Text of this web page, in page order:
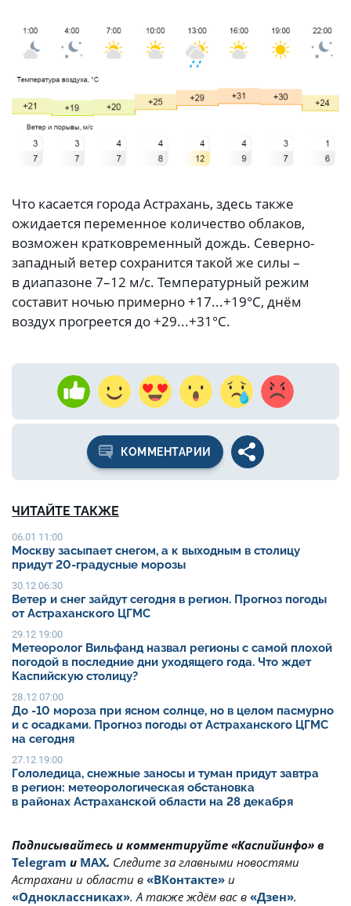
Что касается города Астрахань, здесь также
ожидается переменное количество облаков,
возможен кратковременный дождь. Северно-
западный ветер сохранится такой же силы –
в диапазоне 7–12 м/с. Температурный режим
составит ночью примерно +17...+19°C, днём
воздух прогреется до +29...+31°C.
КОММЕНТАРИИ
ЧИТАЙТЕ ТАКЖЕ
06.01 11:00
Москву засыпает снегом, а к выходным в столицу
придут 20-градусные морозы
30.12 06:30
Ветер и снег зайдут сегодня в регион. Прогноз погоды
от Астраханского ЦГМС
29.12 19:00
Метеоролог Вильфанд назвал регионы с самой плохой
погодой в последние дни уходящего года. Что ждет
Каспийскую столицу?
28.12 07:00
До -10 мороза при ясном солнце, но в целом пасмурно
и с осадками. Прогноз погоды от Астраханского ЦГМС
на сегодня
27.12 19:00
Гололедица, снежные заносы и туман придут завтра
в регион: метеорологическая обстановка
в районах Астраханской области на 28 декабря
Подписывайтесь и комментируйте «Каспийинфо» в
Telegram и MAX. Cледите за главными новостями
Астрахани и области в «ВКонтакте» и
«Одноклассниках». А также ждём вас в «Дзен».